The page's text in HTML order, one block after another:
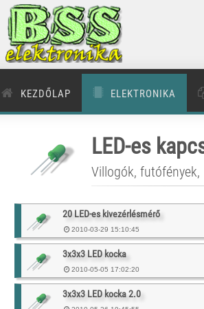
KEZDŐLAP ELEKTRONIKA
LED-es
Villogók, futófények,
20 LED-es kivezérlésmérő
2010-03-29 15:10:45
3x3x3 LED kocka
2010-05-05 17:02:20
3x3x3 LED kocka 2.0